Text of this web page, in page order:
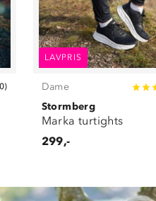
)
LAVPRIS
Dame
Stormberg
Marka turtights
299,-